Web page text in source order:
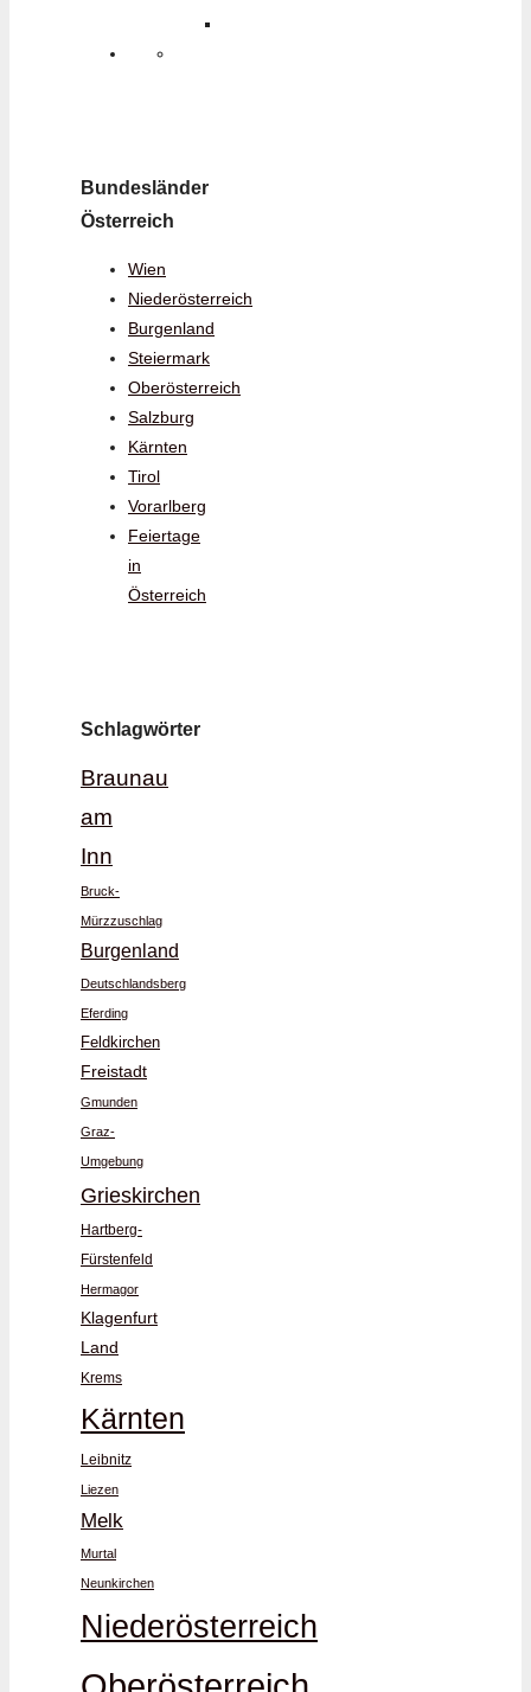
Bundesländer
Österreich
Wien
Niederösterreich
Burgenland
Steiermark
Oberösterreich
Salzburg
Kärnten
Tirol
Vorarlberg
Feiertage
in
Österreich
Schlagwörter
Braunau
am
Inn
Bruck-
Mürzzuschlag
Burgenland
Deutschlandsberg
Eferding
Feldkirchen
Freistadt
Gmunden
Graz-
Umgebung
Grieskirchen
Hartberg-
Fürstenfeld
Hermagor
Klagenfurt
Land
Krems
Kärnten
Leibnitz
Liezen
Melk
Murtal
Neunkirchen
Niederösterreich